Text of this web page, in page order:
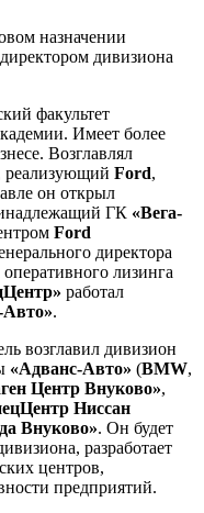
назначении
дивизиона
факультет
Имеет более
Возглавлял
реализующий Ford,
он открыл
ГК «Вега-
Ford
директора
оперативного лизинга
работал
Авто».
возглавил дивизион
«Адванс-Авто» (BMW,
Центр Внуково»,
Ниссан
Внуково». Он будет
разработает
центров,
предприятий.